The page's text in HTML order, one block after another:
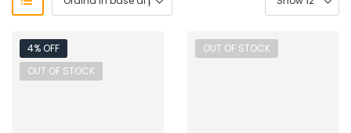
4% OFF
OUT OF STOCK
OUT OF STOCK